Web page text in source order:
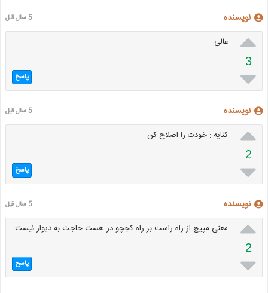
نویسنده 5 سال قبل

3

عالی
پاسخ
نویسنده 5 سال قبل

2

کنایه : خودت را اصلاح کن
پاسخ
نویسنده 5 سال قبل

2

معنی مپیچ از راه راست بر راه کجچو در هست حاجت به دیوار نیست
پاسخ